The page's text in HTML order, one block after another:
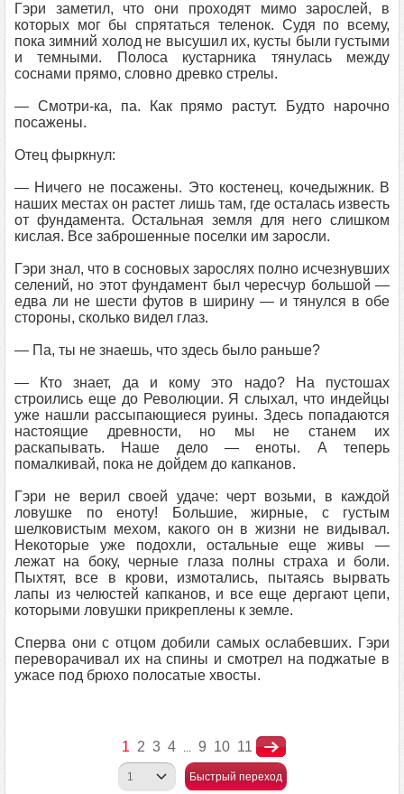
Гэри заметил, что они проходят мимо зарослей, в
которых мог бы спрятаться теленок. Судя по всему,
пока зимний холод не высушил их, кусты были густыми
и темными. Полоса кустарника тянулась между
соснами прямо, словно древко стрелы.
— Смотри-ка, па. Как прямо растут. Будто нарочно
посажены.
Отец фыркнул:
— Ничего не посажены. Это костенец, кочедыжник. В
наших местах он растет лишь там, где осталась известь
от фундамента. Остальная земля для него слишком
кислая. Все заброшенные поселки им заросли.
Гэри знал, что в сосновых зарослях полно исчезнувших
селений, но этот фундамент был чересчур большой —
едва ли не шести футов в ширину — и тянулся в обе
стороны, сколько видел глаз.
— Па, ты не знаешь, что здесь было раньше?
— Кто знает, да и кому это надо? На пустошах
строились еще до Революции. Я слыхал, что индейцы
уже нашли рассыпающиеся руины. Здесь попадаются
настоящие древности, но мы не станем их
раскапывать. Наше дело — еноты. А теперь
помалкивай, пока не дойдем до капканов.
Гэри не верил своей удаче: черт возьми, в каждой
ловушке по еноту! Большие, жирные, с густым
шелковистым мехом, какого он в жизни не видывал.
Некоторые уже подохли, остальные еще живы —
лежат на боку, черные глаза полны страха и боли.
Пыхтят, все в крови, измотались, пытаясь вырвать
лапы из челюстей капканов, и все еще дергают цепи,
которыми ловушки прикреплены к земле.
Сперва они с отцом добили самых ослабевших. Гэри
переворачивал их на спины и смотрел на поджатые в
ужасе под брюхо полосатые хвосты.
1 2 3 4 ... 9 10 11
Быстрый переход